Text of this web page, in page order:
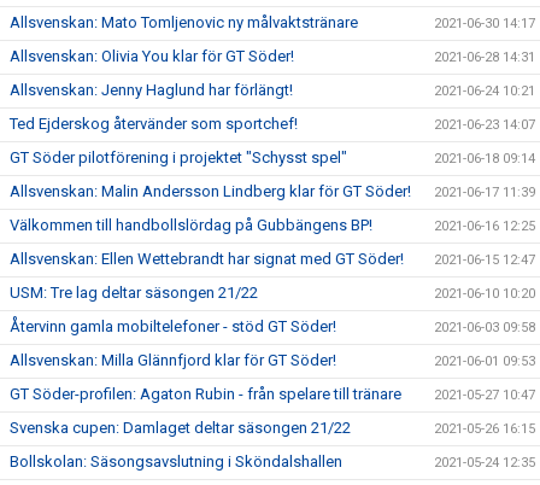
Allsvenskan: Mato Tomljenovic ny målvaktstränare 2021-06-30 14:17
Allsvenskan: Olivia You klar för GT Söder! 2021-06-28 14:31
Allsvenskan: Jenny Haglund har förlängt! 2021-06-24 10:21
Ted Ejderskog återvänder som sportchef! 2021-06-23 14:07
GT Söder pilotförening i projektet "Schysst spel" 2021-06-18 09:14
Allsvenskan: Malin Andersson Lindberg klar för GT Söder! 2021-06-17 11:39
Välkommen till handbollslördag på Gubbängens BP! 2021-06-16 12:25
Allsvenskan: Ellen Wettebrandt har signat med GT Söder! 2021-06-15 12:47
USM: Tre lag deltar säsongen 21/22 2021-06-10 10:20
Återvinn gamla mobiltelefoner - stöd GT Söder! 2021-06-03 09:58
Allsvenskan: Milla Glännfjord klar för GT Söder! 2021-06-01 09:53
GT Söder-profilen: Agaton Rubin - från spelare till tränare 2021-05-27 10:47
Svenska cupen: Damlaget deltar säsongen 21/22 2021-05-26 16:15
Bollskolan: Säsongsavslutning i Sköndalshallen 2021-05-24 12:35